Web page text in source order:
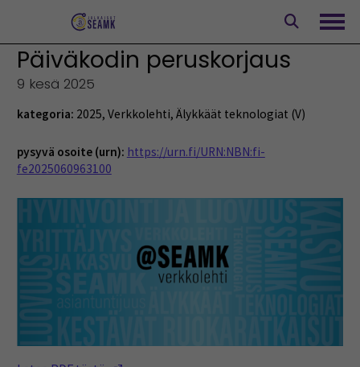
Päiväkodin peruskorjaus
9 kesä 2025
kategoria: 2025, Verkkolehti, Älykkäät teknologiat (V)
pysyvä osoite (urn): https://urn.fi/URN:NBN:fi-
fe2025060963100